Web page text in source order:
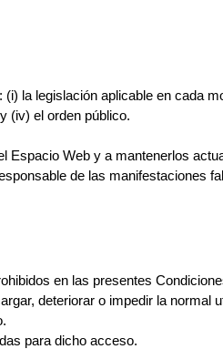
la legislación aplicable en cada
(iv) el orden público.
Espacio Web y a mantenerlos
de las manifestaciones
en las presentes
deteriorar o impedir la normal
para dicho acceso.